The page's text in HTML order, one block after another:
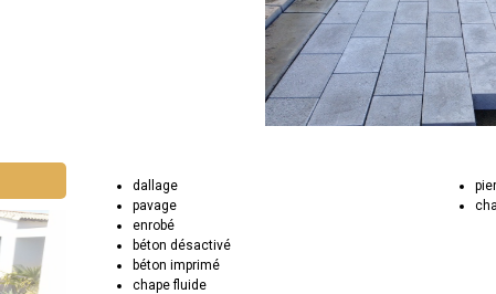
dallage
pavage
enrobé
béton désactivé
béton imprimé
chape fluide